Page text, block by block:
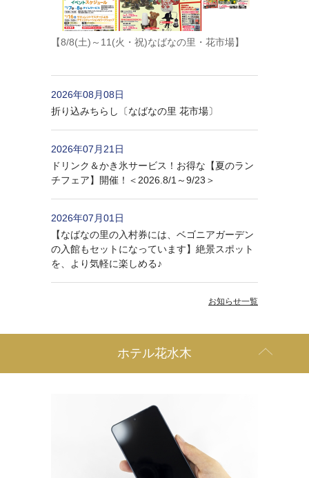
【8/8(土)～11(火・祝)なばなの里・花市場】
2026年08月08日
折り込みちらし〔なばなの里 花市場〕
2026年07月21日
ドリンク＆かき氷サービス！お得な【夏のラン
チフェア】開催！＜2026.8/1～9/23＞
2026年07月01日
【なばなの里の入村券には、ベゴニアガーデン
の入館もセットになっています】絶景スポット
を、より気軽に楽しめる♪
お知らせ一覧
ホテル花水木